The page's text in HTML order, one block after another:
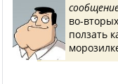
во-
ползать